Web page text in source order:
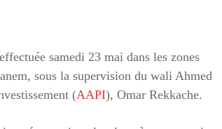
samedi 23 mai dans les zones
sous la supervision du wali Ahmed
(AAPI), Omar Rekkache.